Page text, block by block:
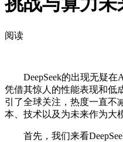
阅读
DeepSeek的出现无疑在
凭借其惊人的性能表现和低
引了全球关注，热度一直不
本、技术以及为未来作为大
首先，我们来看